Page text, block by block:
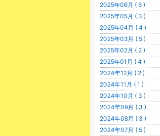
2025年06月 ( 6 )
2025年05月 ( 3 )
2025年04月 ( 4 )
2025年03月 ( 5 )
2025年02月 ( 2 )
2025年01月 ( 4 )
2024年12月 ( 2 )
2024年11月 ( 1 )
2024年10月 ( 3 )
2024年09月 ( 3 )
2024年08月 ( 3 )
2024年07月 ( 5 )